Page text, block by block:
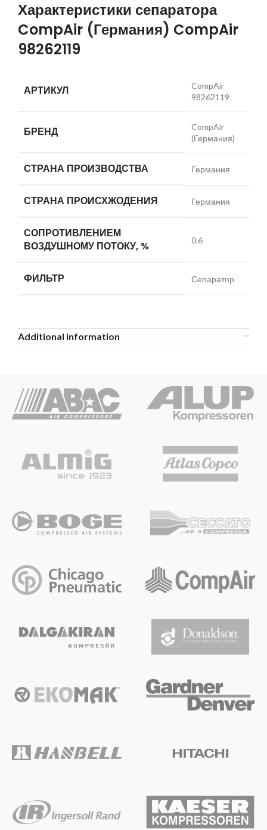
Характеристики сепаратора
CompAir (Германия) CompAir
98262119
АРТИКУЛ
CompAir
98262119
БРЕНД
CompAir
(Германия)
СТРАНА ПРОИЗВОДСТВА Германия
СТРАНА ПРОИСХЖОДЕНИЯ Германия
СОПРОТИВЛЕНИЕМ
ВОЗДУШНОМУ ПОТОКУ, %
0.6
ФИЛЬТР Сепаратор
Additional information